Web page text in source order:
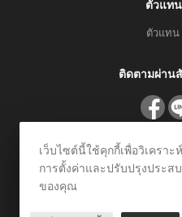
ตัวแทน
ตัวแทน
ติดตามผ่าน
สมัครรั
ลงทะเบียนเพื่อรับข้อ
เว็บไซต์นี้ใช้คุกกี้เพื่อวิเคราะ
การตั้งค่าและปรับปรุงประส
ของคุณ